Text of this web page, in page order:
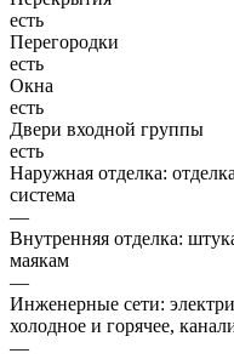
есть
Перегородки
есть
Окна
есть
Двери входной группы
есть
Наружная отделка:
система
—
Внутренняя отделка:
маякам
—
Инженерные сети:
холодное и горячее,
—